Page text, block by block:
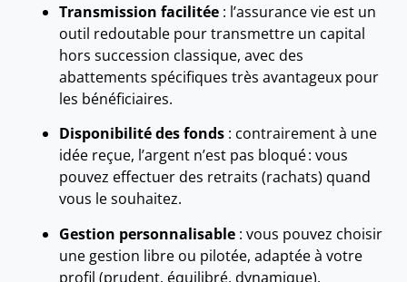
Transmission facilitée : l’assurance vie est un
outil redoutable pour transmettre un capital
hors succession classique, avec des
abattements spécifiques très avantageux pour
les bénéficiaires.
Disponibilité des fonds : contrairement à une
idée reçue, l’argent n’est pas bloqué : vous
pouvez effectuer des retraits (rachats) quand
vous le souhaitez.
Gestion personnalisable : vous pouvez choisir
une gestion libre ou pilotée, adaptée à votre
profil (prudent, équilibré, dynamique).